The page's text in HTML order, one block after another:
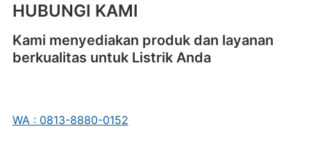
HUBUNGI KAMI
Kami menyediakan produk dan layanan
berkualitas untuk Listrik Anda
WA : 0813-8880-0152